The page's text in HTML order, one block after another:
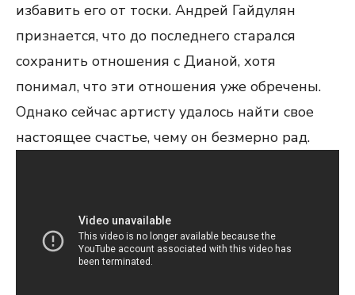
избавить его от тоски. Андрей Гайдулян
признается, что до последнего старался
сохранить отношения с Дианой, хотя
понимал, что эти отношения уже обречены.
Однако сейчас артисту удалось найти свое
настоящее счастье, чему он безмерно рад.